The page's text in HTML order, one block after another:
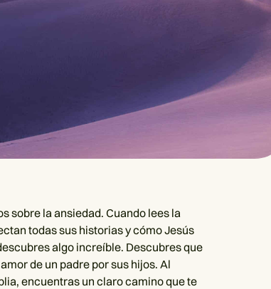
sobre la ansiedad. Cuando lees la
todas sus historias y cómo Jesús
algo increíble. Descubres que
de un padre por sus hijos. Al
encuentras un claro camino que te